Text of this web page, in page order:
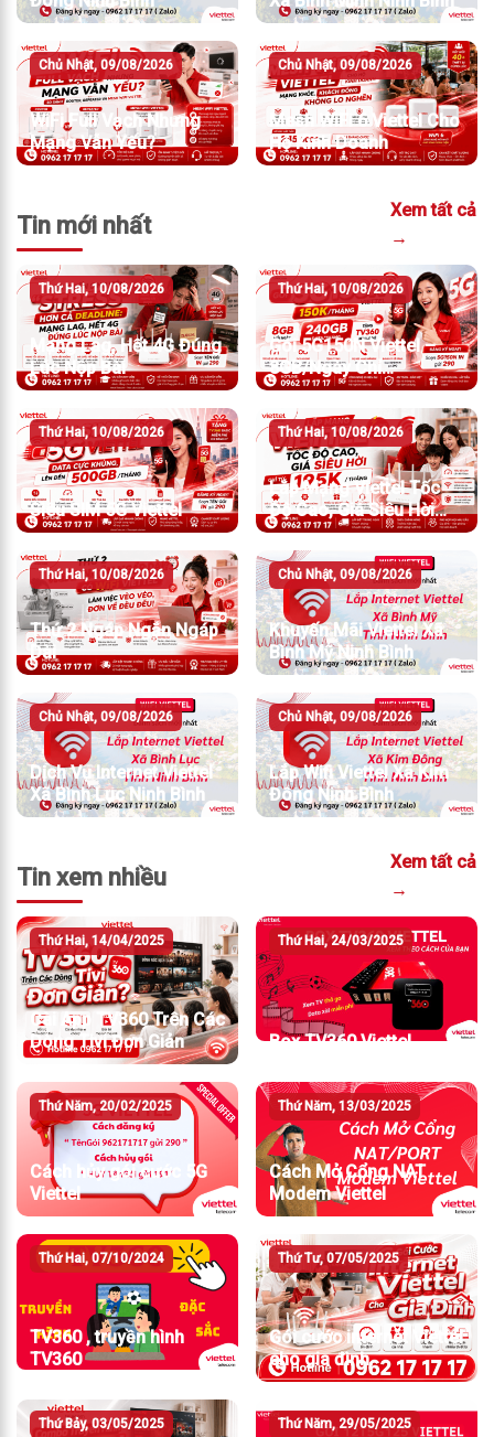
Chủ Nhật, 09/08/2026
WiFi Full Vạch Nhưng
Mạng Vẫn Yếu?
Chủ Nhật, 09/08/2026
Mesh WiFi 6 Viettel Cho
Hộ Kinh Doanh
Tin mới nhất
Xem tất cả
→
Thứ Hai, 10/08/2026
Mạng Lag, Hết 4G Đúng
Lúc Nộp Bài
Thứ Hai, 10/08/2026
Gói 5G150N Viettel –
8GB/Ngày Chỉ
150K/Tháng
Thứ Hai, 10/08/2026
Siêu SIM 5G Viettel
Thứ Hai, 10/08/2026
Lắp Mạng Viettel Tốc
Độ Cao, Giá Siêu Hời
Chỉ Từ 195K/Tháng
Thứ Hai, 10/08/2026
Thứ 2 Ngáp Ngắn Ngáp
Dài
Chủ Nhật, 09/08/2026
Khuyến Mãi Viettel Xã
Bình Mỹ Ninh Bình
Chủ Nhật, 09/08/2026
Dịch Vụ Internet Viettel
Xã Bình Lục Ninh Bình
Chủ Nhật, 09/08/2026
Lắp Wifi Viettel Xã Kim
Đông Ninh Bình
Tin xem nhiều
Xem tất cả
→
Thứ Hai, 14/04/2025
Cài App TV360 Trên Các
Dòng Tivi Đơn Giản
Thứ Hai, 24/03/2025
Box TV360 Viettel
Thứ Năm, 20/02/2025
Cách hủy gói cước 5G
Viettel
Thứ Năm, 13/03/2025
Cách Mở Cổng NAT
Modem Viettel
Thứ Hai, 07/10/2024
TV360 , truyền hình
TV360
Thứ Tư, 07/05/2025
Gói cước internet Viettel
cho gia đình
Thứ Bảy, 03/05/2025 Thứ Năm, 29/05/2025